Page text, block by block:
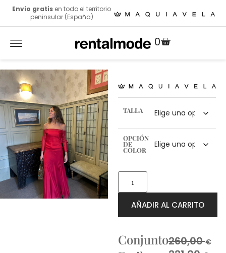
Envío gratis en todo el territorio
peninsular (España)
0
TALLA
OPCIÓN
DE
COLOR
AÑADIR AL CARRITO
Conjunto260,00€